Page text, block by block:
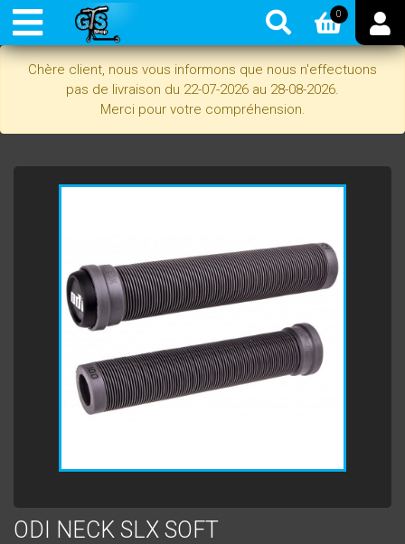
Chère client, nous vous informons que nous n'effectuons
pas de livraison du 22-07-2026 au 28-08-2026.
Merci pour votre compréhension.
0
ODI NECK SLX SOFT